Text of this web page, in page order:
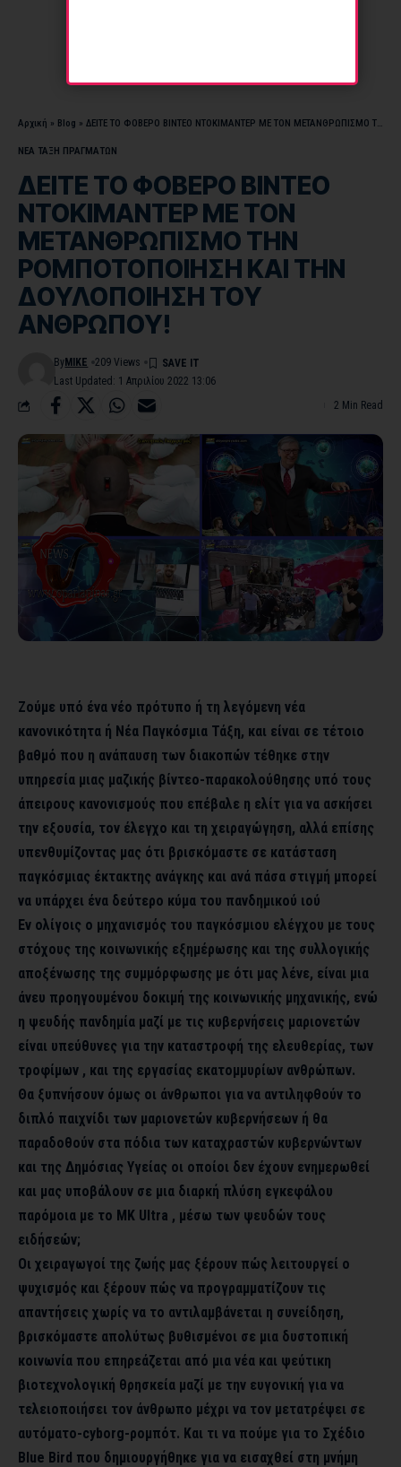
Αρχική » Blog » ΔΕΙΤΕ TO ΦOBEPO BINTEO NTOKIMANTEP ΜΕ ΤΟΝ ΜΕΤΑΝΘΡΩΠΙΣΜΟ ΤΗΝ ΡΟΜΠΟΤΟΠΟΙΗΣΗ ΚΑΙ ΤΗΝ ΔΟΥΛΟΠΟΙΗΣΗ ΤΟΥ ΑΝΘΡΩΠΟΥ!
ΝΕΑ ΤΑΞΗ ΠΡΑΓΜΑΤΩΝ
ΔΕΙΤΕ TO ΦOBEPO BINTEO
NTOKIMANTEP ΜΕ ΤΟΝ
ΜΕΤΑΝΘΡΩΠΙΣΜΟ ΤΗΝ
ΡΟΜΠΟΤΟΠΟΙΗΣΗ ΚΑΙ ΤΗΝ
ΔΟΥΛΟΠΟΙΗΣΗ ΤΟΥ
ΑΝΘΡΩΠΟΥ!
Last Updated: 1 Απριλίου 2022 13:06
By MIKE 209 Views
2 Min Read
Ζούμε υπό ένα νέο πρότυπο ή τη λεγόμενη νέα
κανονικότητα ή Νέα Παγκόσμια Τάξη, και είναι σε τέτοιο
βαθμό που η ανάπαυση των διακοπών τέθηκε στην
υπηρεσία μιας μαζικής βίντεο-παρακολούθησης υπό τους
άπειρους κανονισμούς που επέβαλε η ελίτ για να ασκήσει
την εξουσία, τον έλεγχο και τη χειραγώγηση, αλλά επίσης
υπενθυμίζοντας μας ότι βρισκόμαστε σε κατάσταση
παγκόσμιας έκτακτης ανάγκης και ανά πάσα στιγμή μπορεί
να υπάρχει ένα δεύτερο κύμα του πανδημικού ιού
Εν ολίγοις ο μηχανισμός του παγκόσμιου ελέγχου με τους
στόχους της κοινωνικής εξημέρωσης και της συλλογικής
αποξένωσης της συμμόρφωσης με ότι μας λένε, είναι μια
άνευ προηγουμένου δοκιμή της κοινωνικής μηχανικής, ενώ
η ψευδής πανδημία μαζί με τις κυβερνήσεις μαριονετών
είναι υπεύθυνες για την καταστροφή της ελευθερίας, των
τροφίμων , και της εργασίας εκατομμυρίων ανθρώπων.
Θα ξυπνήσουν όμως οι άνθρωποι για να αντιληφθούν το
διπλό παιχνίδι των μαριονετών κυβερνήσεων ή θα
παραδοθούν στα πόδια των καταχραστών κυβερνώντων
και της Δημόσιας Υγείας οι οποίοι δεν έχουν ενημερωθεί
και μας υποβάλουν σε μια διαρκή πλύση εγκεφάλου
παρόμοια με το MK Ultra , μέσω των ψευδών τους
ειδήσεών;
Οι χειραγωγοί της ζωής μας ξέρουν πώς λειτουργεί ο
ψυχισμός και ξέρουν πώς να προγραμματίζουν τις
απαντήσεις χωρίς να το αντιλαμβάνεται η συνείδηση,
βρισκόμαστε απολύτως βυθισμένοι σε μια δυστοπική
κοινωνία που επηρεάζεται από μια νέα και ψεύτικη
βιοτεχνολογική θρησκεία μαζί με την ευγονική για να
τελειοποιήσει τον άνθρωπο μέχρι να τον μετατρέψει σε
αυτόματο-cyborg-ρομπότ. Και τι να πούμε για το Σχέδιο
Blue Bird που δημιουργήθηκε για να εισαχθεί στη μνήμη